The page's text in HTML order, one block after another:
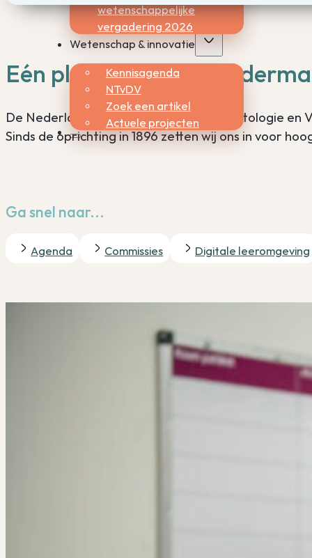
wetenschappelijke
vergadering 2026
Wetenschap & innovatie
Kennisagenda
NTvDV
Zoek een artikel
Actuele projecten
Eén plek voor en door
De Nederlandse Vereniging voor Dermatologie en
Sinds de oprichting in 1896 zetten wij ons in voor
Ga snel naar...
Agenda Commissies Digitale leeromgeving